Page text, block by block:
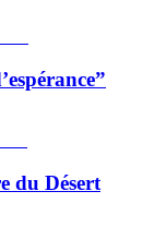
du Désert